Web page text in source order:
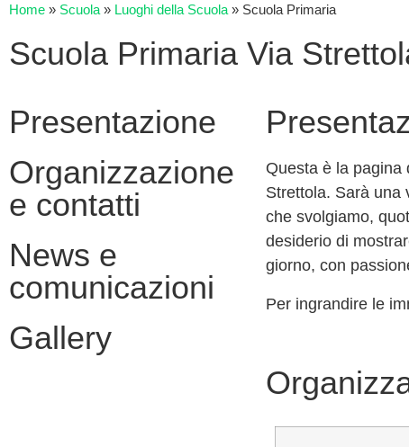
Home » Scuola » Luoghi della Scuola » Scuola Primaria
Scuola Primaria Via
Presentazione
Organizzazione
e contatti
News e
comunicazioni
Gallery
Questa è la pagina
Strettola. Sarà una
che svolgiamo,
desiderio di
giorno, con
Per ingrandire le